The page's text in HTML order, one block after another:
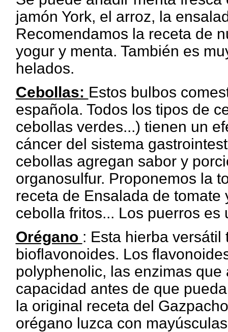
jamón York, el arroz, la
Recomendamos la receta de
yogur y menta. También es
helados.
Cebollas: Estos bulbos
española. Todos los tipos de
cebollas verdes...) tienen un
cáncer del sistema
cebollas agregan sabor y
organosulfur. Proponemos la
receta de Ensalada de
cebolla fritos... Los puerros
Orégano : Esta hierba
bioflavonoides. Los
polyphenolic, las enzimas
capacidad antes de que
la original receta del
orégano luzca con